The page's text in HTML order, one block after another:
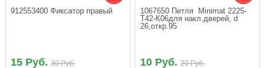
912553400 Фиксатор правый
15 Руб.30 Руб.
1067650 Петля  Minimat 2225-
Т42-К06для накл.дверей, d
26,откр.95
10 Руб.20 Руб.